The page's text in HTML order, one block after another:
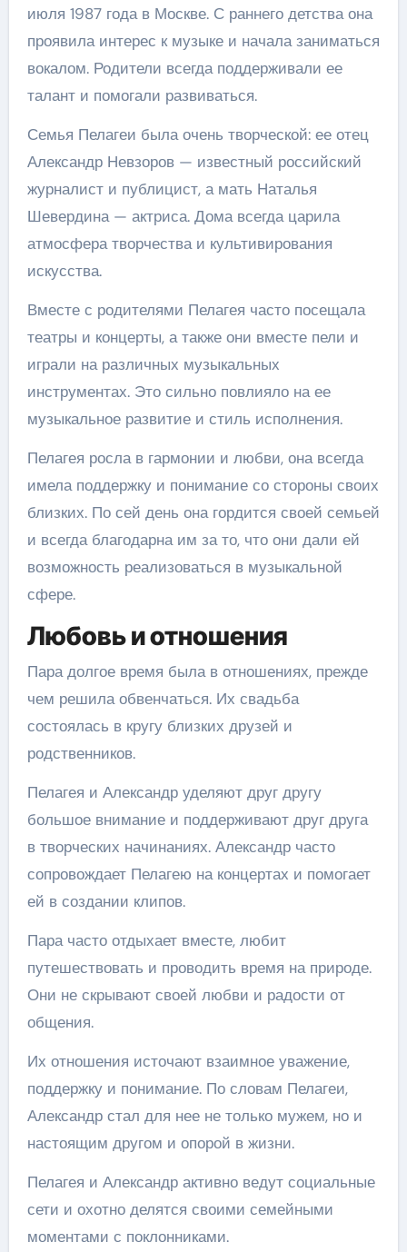
июля 1987 года в Москве. С раннего детства она
проявила интерес к музыке и начала заниматься
вокалом. Родители всегда поддерживали ее
талант и помогали развиваться.
Семья Пелагеи была очень творческой: ее отец
Александр Невзоров — известный российский
журналист и публицист, а мать Наталья
Шевердина — актриса. Дома всегда царила
атмосфера творчества и культивирования
искусства.
Вместе с родителями Пелагея часто посещала
театры и концерты, а также они вместе пели и
играли на различных музыкальных
инструментах. Это сильно повлияло на ее
музыкальное развитие и стиль исполнения.
Пелагея росла в гармонии и любви, она всегда
имела поддержку и понимание со стороны своих
близких. По сей день она гордится своей семьей
и всегда благодарна им за то, что они дали ей
возможность реализоваться в музыкальной
сфере.
Любовь и отношения
Пара долгое время была в отношениях, прежде
чем решила обвенчаться. Их свадьба
состоялась в кругу близких друзей и
родственников.
Пелагея и Александр уделяют друг другу
большое внимание и поддерживают друг друга
в творческих начинаниях. Александр часто
сопровождает Пелагею на концертах и помогает
ей в создании клипов.
Пара часто отдыхает вместе, любит
путешествовать и проводить время на природе.
Они не скрывают своей любви и радости от
общения.
Их отношения источают взаимное уважение,
поддержку и понимание. По словам Пелагеи,
Александр стал для нее не только мужем, но и
настоящим другом и опорой в жизни.
Пелагея и Александр активно ведут социальные
сети и охотно делятся своими семейными
моментами с поклонниками.